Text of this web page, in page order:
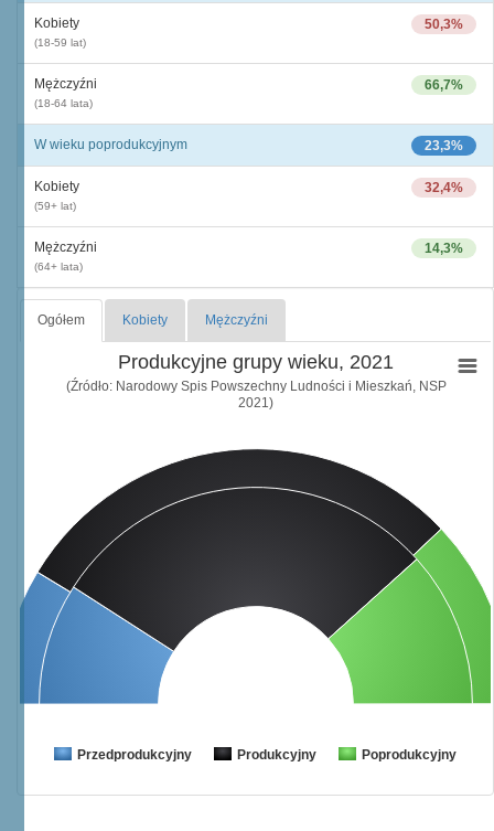
50,3%
Kobiety
(18-59 lat)
66,7%
Mężczyźni
(18-64 lata)
23,3%
W wieku poprodukcyjnym
32,4%
Kobiety
(59+ lat)
14,3%
Mężczyźni
(64+ lata)
Ogółem Kobiety Mężczyźni
Produkcyjne grupy wieku, 2021
(Źródło: Narodowy Spis Powszechny Ludności i Mieszkań, NSP
2021)
Przedprodukcyjny Produkcyjny Poprodukcyjny